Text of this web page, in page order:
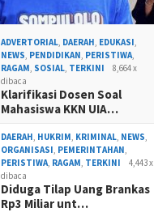
ADVERTORIAL DAERAH EDUKASI
NEWS PENDIDIKAN PERISTIWA
RAGAM SOSIAL TERKINI
8,664 x
dibaca
Klarifikasi Dosen Soal
Mahasiswa KKN UIA…
DAERAH HUKRIM KRIMINAL NEWS
ORGANISASI PEMERINTAHAN
PERISTIWA RAGAM TERKINI
4,443 x
dibaca
Diduga Tilap Uang Brankas
Rp3 Miliar unt…